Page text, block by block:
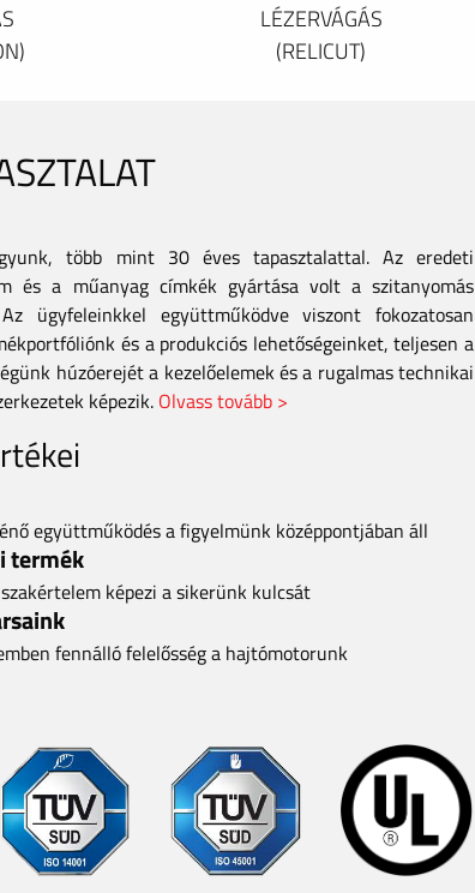
LÉZERVÁGÁS
(RELICUT)
több mint 30 éves tapasztalattal. Az eredeti
és a műanyag címkék gyártása volt a szitanyomás
ügyfeleinkkel együttműködve viszont fokozatosan
és a produkciós lehetőségeinket, teljesen a
húzóerejét a kezelőelemek és a rugalmas technikai
képezik. Olvass tovább >
együttműködés a figyelmünk középpontjában áll
termék
képezi a sikerünk kulcsát
fennálló felelősség a hajtómotorunk